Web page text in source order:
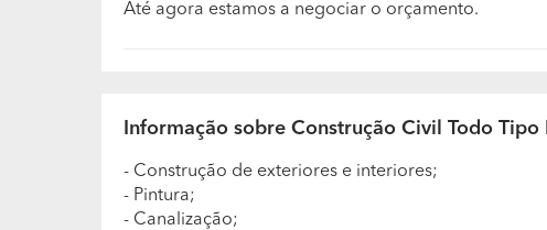
Até agora estamos a negociar o orçamento.
Informação sobre Construção Civil Todo Tipo
- Construção de exteriores e interiores;
- Pintura;
- Canalização;